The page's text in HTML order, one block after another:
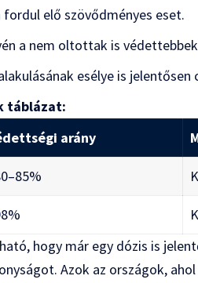
elő szövődményes eset.
a nem oltottak is
esélye is jelentősen
táblázat:
arány
hogy már egy dózis is
Azok az országok,